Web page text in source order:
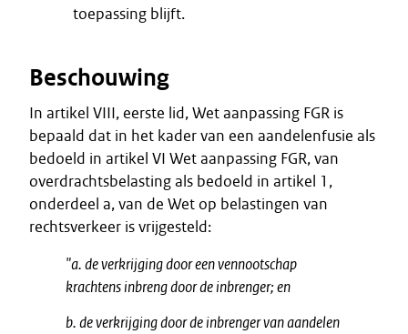
toepassing blijft.
Beschouwing
In artikel VIII, eerste lid, Wet aanpassing FGR is
bepaald dat in het kader van een aandelenfusie als
bedoeld in artikel VI Wet aanpassing FGR, van
overdrachtsbelasting als bedoeld in artikel 1,
onderdeel a, van de Wet op belastingen van
rechtsverkeer is vrijgesteld:
"a. de verkrijging door een vennootschap
krachtens inbreng door de inbrenger; en
b. de verkrijging door de inbrenger van aandelen